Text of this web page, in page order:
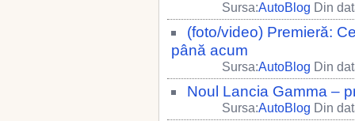
Sursa:AutoBlog Din
(foto/video) Premieră:
până acum
Sursa:AutoBlog Din
Noul Lancia Gamma –
Sursa:AutoBlog Din